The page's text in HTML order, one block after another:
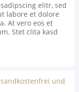
elitr, sed
labore et dolore
At vero eos et
Stet clita kasd
sadipscing